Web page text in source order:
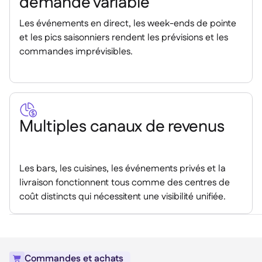
Les événements en direct, les week-ends de pointe
et les pics saisonniers rendent les prévisions et les
commandes imprévisibles.

Multiples canaux de revenus
Les bars, les cuisines, les événements privés et la
livraison fonctionnent tous comme des centres de
coût distincts qui nécessitent une visibilité unifiée.
 Commandes et achats